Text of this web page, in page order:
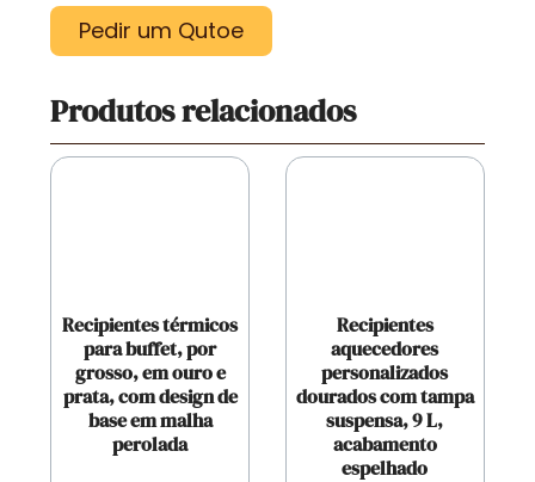
Pedir um Qutoe
Produtos relacionados
Recipientes térmicos
para buffet, por
grosso, em ouro e
prata, com design de
base em malha
perolada
Recipientes
aquecedores
personalizados
dourados com tampa
suspensa, 9 L,
acabamento
espelhado